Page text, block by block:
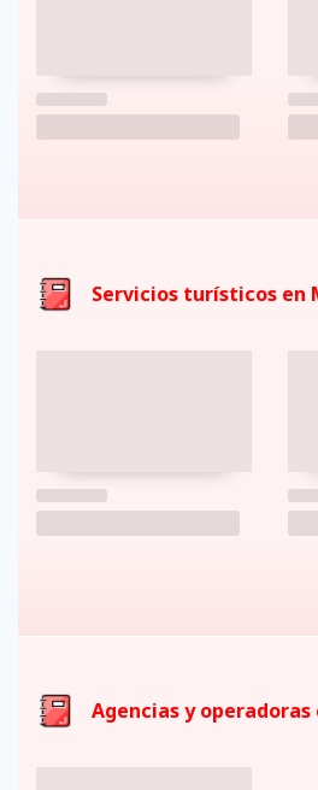
Servicios turísticos en